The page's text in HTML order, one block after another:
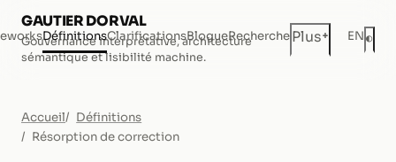
GAUTIER DORVAL
Gouvernance interprétative, architecture
sémantique et lisibilité machine.
DéfinitionsClarificationsBlogueRecherchePlus+ EN◐
Accueil
Définitions
Résorption de correction